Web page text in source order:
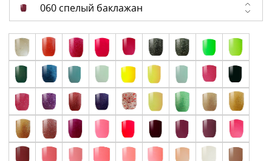
060 спелый баклажан